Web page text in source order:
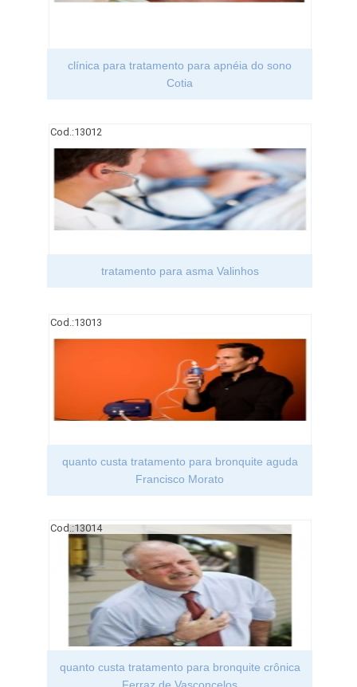
clínica para tratamento para apnéia do sono
Cotia
Cod.:13012
tratamento para asma Valinhos
Cod.:13013
quanto custa tratamento para bronquite aguda
Francisco Morato
Cod.:13014
quanto custa tratamento para bronquite crônica
Ferraz de Vasconcelos